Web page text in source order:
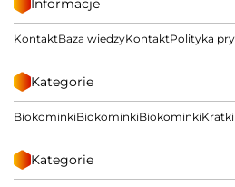
Informacje
KontaktBaza wiedzyKontaktPolityka
Kategorie
BiokominkiBiokominkiBiokominkiKratki
Kategorie